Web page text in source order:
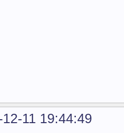
11 19:44:49